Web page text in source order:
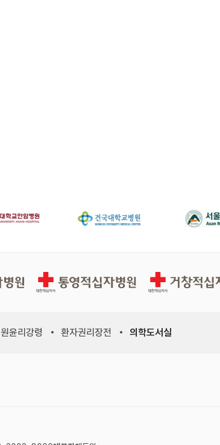
통영적십자병원 거창적십자병원
윤리강령 환자권리장전 의학도서실
창)